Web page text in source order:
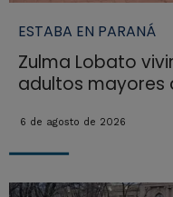
ESTABA EN PARANÁ
Zulma Lobato
adultos mayores
6 de agosto de 2026